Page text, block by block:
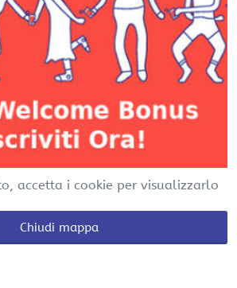
accetta i cookie per visualizzarlo
Chiudi mappa